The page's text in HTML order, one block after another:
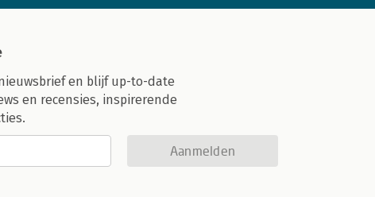
en blijf up-to-date
en recensies, inspirerende
Aanmelden